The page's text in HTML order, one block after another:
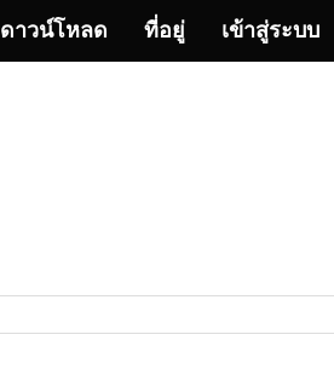
ดาวน์โหลด ที่อยู่ เข้าสู่ระบบ